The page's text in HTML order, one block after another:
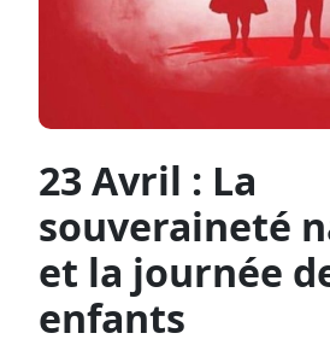
23 Avril : La
souveraineté
et la journée
enfants